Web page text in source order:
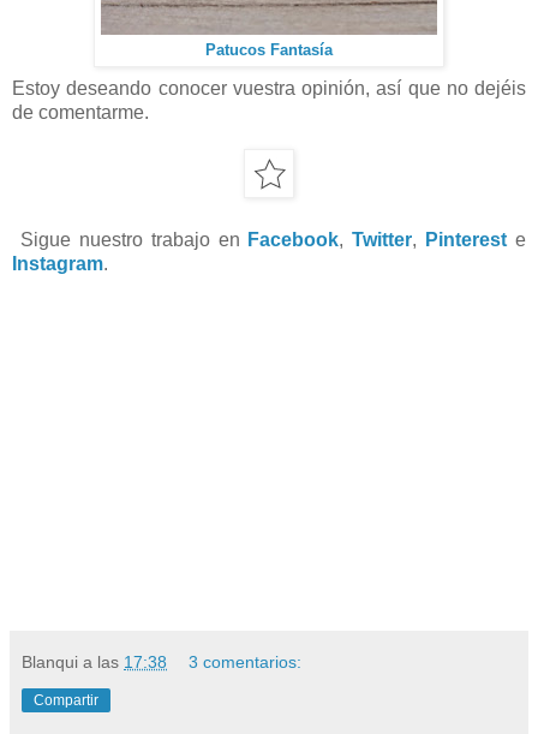
Patucos Fantasía
Estoy deseando conocer vuestra opinión, así que no dejéis
de comentarme.
Sigue nuestro trabajo en Facebook,Twitter, Pinterest e
Instagram.
Blanqui a las 17:38 3 comentarios:
Compartir